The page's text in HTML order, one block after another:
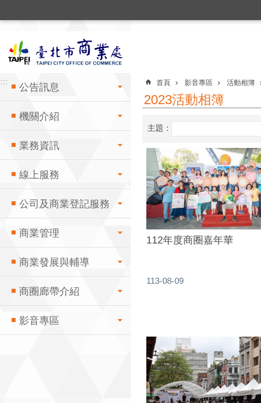
::: 公告訊息
機關介紹
業務資訊
線上服務
公司及商業登記服務
商業管理
商業發展與輔導
商圈廊帶介紹
影音專區
:::
首頁 影音專區 活動相簿
2023活動相簿
主題：
112年度商圈嘉年華
113-08-09